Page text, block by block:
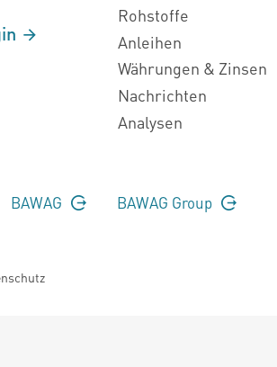
Rohstoffe
Anleihen
Währungen & Zinsen
Nachrichten
Analysen
BAWAG BAWAG Group